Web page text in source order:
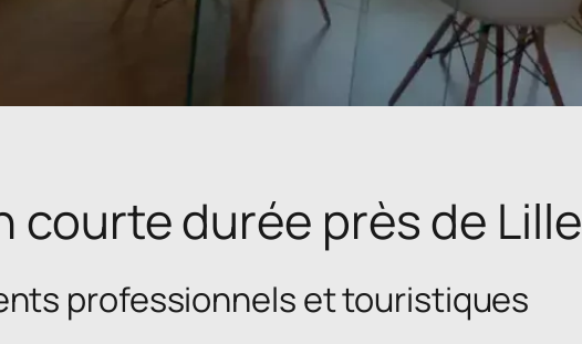
courte durée près de Lille
professionnels et touristiques